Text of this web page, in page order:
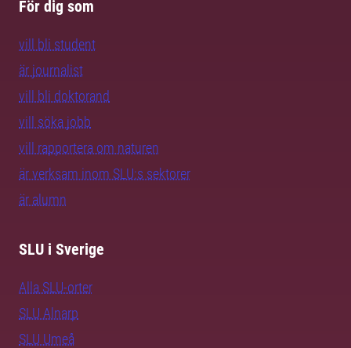
För dig som
vill bli student
är journalist
vill bli doktorand
vill söka jobb
vill rapportera om naturen
är verksam inom SLU:s sektorer
är alumn
SLU i Sverige
Alla SLU-orter
SLU Alnarp
SLU Umeå